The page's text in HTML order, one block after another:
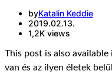
byKatalin Keddie
2019.02.13.
1,2K views
This post is also available
van és az ilyen életek